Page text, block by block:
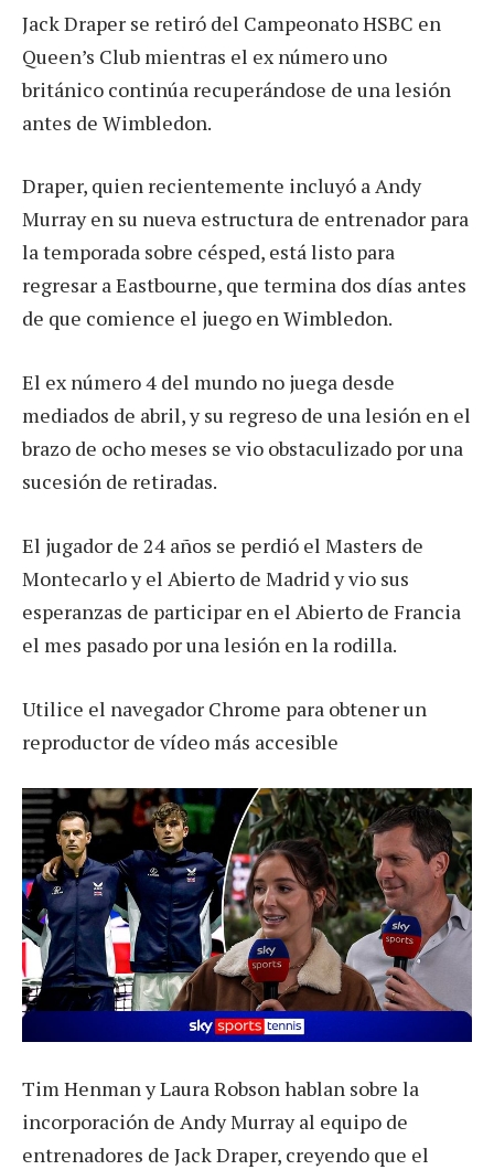
Jack Draper se retiró del Campeonato HSBC en
Queen’s Club mientras el ex número uno
británico continúa recuperándose de una lesión
antes de Wimbledon.
Draper, quien recientemente incluyó a Andy
Murray en su nueva estructura de entrenador para
la temporada sobre césped, está listo para
regresar a Eastbourne, que termina dos días antes
de que comience el juego en Wimbledon.
El ex número 4 del mundo no juega desde
mediados de abril, y su regreso de una lesión en el
brazo de ocho meses se vio obstaculizado por una
sucesión de retiradas.
El jugador de 24 años se perdió el Masters de
Montecarlo y el Abierto de Madrid y vio sus
esperanzas de participar en el Abierto de Francia
el mes pasado por una lesión en la rodilla.
Utilice el navegador Chrome para obtener un
reproductor de vídeo más accesible
Tim Henman y Laura Robson hablan sobre la
incorporación de Andy Murray al equipo de
entrenadores de Jack Draper, creyendo que el